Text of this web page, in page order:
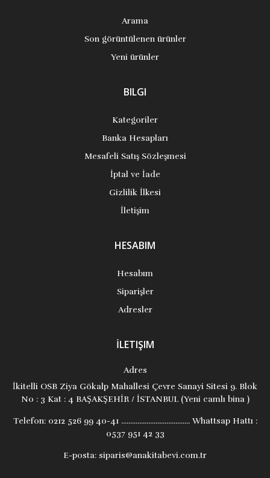
Arama
Son görüntülenen ürünler
Yeni ürünler
BILGI
Kategoriler
Banka Hesapları
Mesafeli Satış Sözleşmesi
İptal ve İade
Gizlilik İlkesi
İletişim
HESABIM
Hesabım
Siparişler
Adresler
İLETIŞIM
Adres
İkitelli OSB Ziya Gökalp Mahallesi Çevre Sanayi Sitesi 9. Blok
No : 3 Kat : 4 BAŞAKŞEHİR / İSTANBUL (Yeni camlı bina )
Telefon:0212 526 99 40-41 ...................................... Whattsap Hattı :
0537 951 42 33
E-posta: siparis@anakitabevi.com.tr